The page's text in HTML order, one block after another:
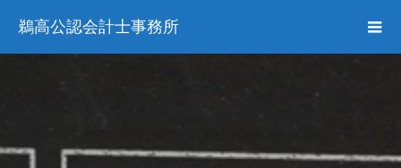
鵜高公認会計士事務所